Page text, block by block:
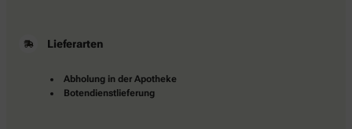
Lieferarten
Abholung in der Apotheke
Botendienstlieferung